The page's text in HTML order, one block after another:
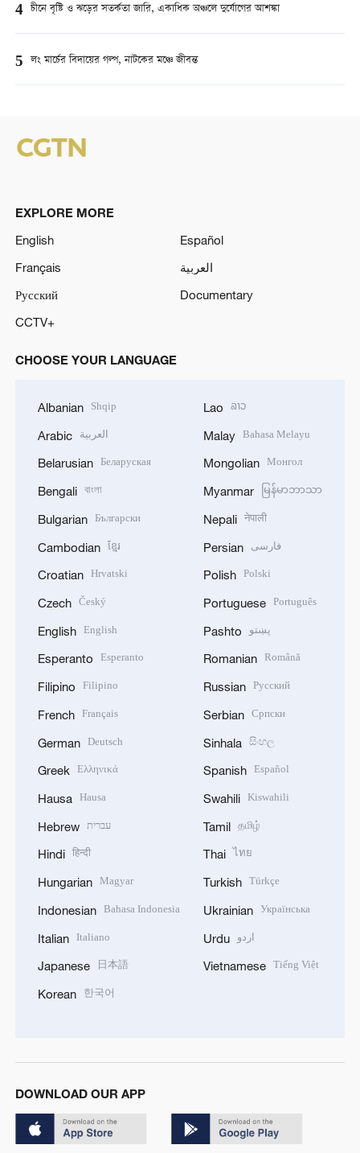
4 চীনে বৃষ্টি ও ঝড়ের সতর্কতা জারি, একাধিক অঞ্চলে দুর্যোগের আশঙ্কা
5 লং মার্চের বিদায়ের গল্প, নাটকের মঞ্চে জীবন্ত
EXPLORE MORE
English
Español
Français
العربية
Русский
Documentary
CCTV+
CHOOSE YOUR LANGUAGE
Albanian Shqip
Arabic العربية
Belarusian Беларуская
Bengali বাংলা
Bulgarian Български
Cambodian ខ្មែរ
Croatian Hrvatski
Czech Český
English English
Esperanto Esperanto
Filipino Filipino
French Français
German Deutsch
Greek Ελληνικά
Hausa Hausa
Hebrew עברית
Hindi हिन्दी
Hungarian Magyar
Indonesian Bahasa Indonesia
Italian Italiano
Japanese 日本語
Korean 한국어
Lao ລາວ
Malay Bahasa Melayu
Mongolian Монгол
Myanmar မြန်မာဘာသာ
Nepali नेपाली
Persian فارسی
Polish Polski
Portuguese Português
Pashto پښتو
Romanian Română
Russian Русский
Serbian Српски
Sinhala සිංහල
Spanish Español
Swahili Kiswahili
Tamil தமிழ்
Thai ไทย
Turkish Türkçe
Ukrainian Українська
Urdu اردو
Vietnamese Tiếng Việt
DOWNLOAD OUR APP